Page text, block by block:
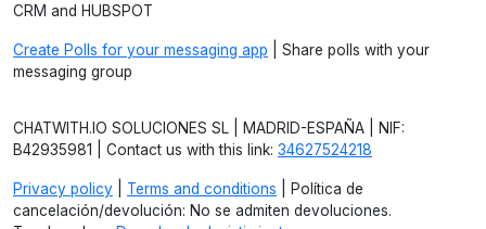
CRM and HUBSPOT
Create Polls for your messaging app | Share polls with your
messaging group
CHATWITH.IO SOLUCIONES SL | MADRID-ESPAÑA | NIF:
B42935981 | Contact us with this link: 34627524218
Privacy policy Terms and conditions | Política de
cancelación/devolución: No se admiten devoluciones.